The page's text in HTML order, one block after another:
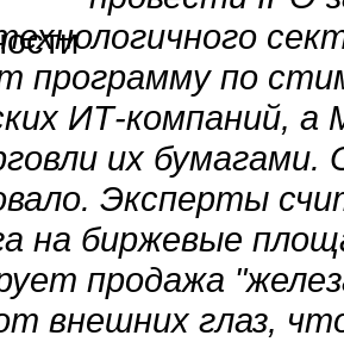
программу по
ИТ-компаний,
их бумагами.
Эксперты
на биржевые
продажа
внешних глаз,